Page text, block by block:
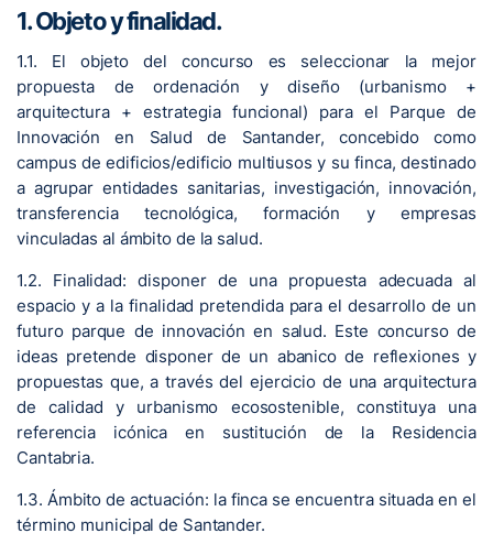
1. Objeto y finalidad.
1.1. El objeto del concurso es seleccionar la mejor
propuesta de ordenación y diseño (urbanismo +
arquitectura + estrategia funcional) para el Parque de
Innovación en Salud de Santander, concebido como
campus de edificios/edificio multiusos y su finca, destinado
a agrupar entidades sanitarias, investigación, innovación,
transferencia tecnológica, formación y empresas
vinculadas al ámbito de la salud.
1.2. Finalidad: disponer de una propuesta adecuada al
espacio y a la finalidad pretendida para el desarrollo de un
futuro parque de innovación en salud. Este concurso de
ideas pretende disponer de un abanico de reflexiones y
propuestas que, a través del ejercicio de una arquitectura
de calidad y urbanismo ecosostenible, constituya una
referencia icónica en sustitución de la Residencia
Cantabria.
1.3. Ámbito de actuación: la finca se encuentra situada en el
término municipal de Santander.